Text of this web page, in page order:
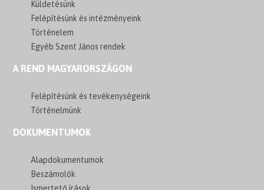
Küldetésünk
Felépítésünk és intézményeink
Történelem
Egyéb Szent János rendek
A REND MAGYARORSZÁGON
Felépítésünk és tevékenységeink
Történelmünk
DOKUMENTUMOK
Alapdokumentumok
Beszámolók